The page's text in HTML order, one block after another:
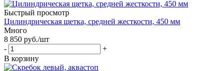
Быстрый просмотр
Цилиндрическая щетка, средней жесткости, 450 мм
Много
8 850 руб./шт
-
+
В корзину